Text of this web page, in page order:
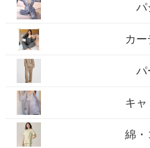
パ
カ
パ
キャ
綿・